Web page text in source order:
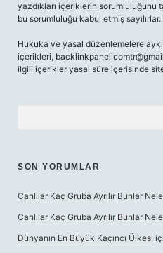
yazdıkları içeriklerin sorumluluğunu
bu sorumluluğu kabul etmiş sayılırlar.
Hukuka ve yasal düzenlemelere
içerikleri,
ilgili içerikler yasal süre içerisinde
SON YORUMLAR
Canlılar Kaç Gruba Ayrılır Bunlar
Canlılar Kaç Gruba Ayrılır Bunlar
Dünyanın En Büyük Kaçıncı Ülkesi